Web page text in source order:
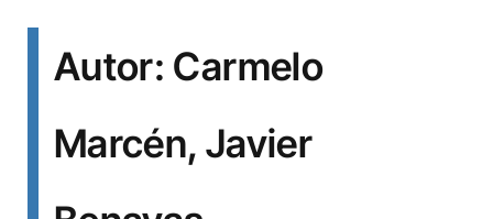
Autor: Carmelo
Marcén, Javier